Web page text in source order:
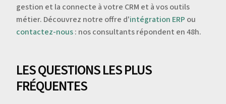
gestion et la connecte à votre CRM et à vos outils
métier. Découvrez notre offre d'intégration ERP ou
contactez-nous: nos consultants répondent en 48h.
LES QUESTIONS LES PLUS
FRÉQUENTES